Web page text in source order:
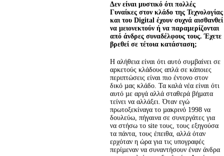
Δεν είναι μυστικό ότι πολλές
Γυναίκες στον κλάδο της Τεχνολογίας
και του Digital έχουν συχνά αισθανθεί
να μειονεκτούν ή να παραμερίζονται
από άνδρες συναδέλφους τους. Έχετε
βρεθεί σε τέτοια κατάσταση;
Η αλήθεια είναι ότι αυτό συµβαίνει σε
αρκετούς κλάδους απλά σε κάποιες
περιπτώσεις είναι πιο έντονο στον
δικό µας κλάδο. Τα καλά νέα είναι ότι
αυτό µε αργά αλλά σταθερά βήµατα
τείνει να αλλάξει. Όταν εγώ
πρωτοξεκίναγα το µακρινό 1998 να
δουλεύω, πήγαινα σε συνεργάτες για
να στήσω το site τους, τους εξηγούσα
τα πάντα, τους έπειθα, αλλά όταν
ερχόταν η ώρα για τις υπογραφές
περίµεναν να συναντήσουν έναν άνδρα